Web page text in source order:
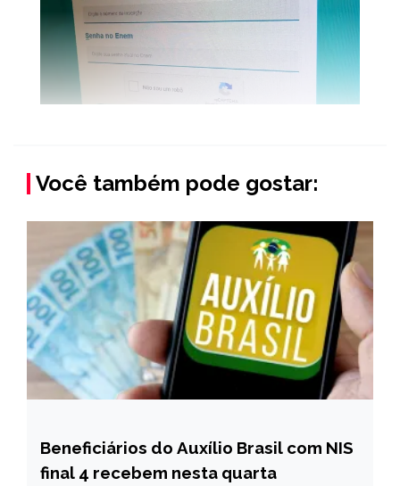
Você também pode gostar:
BRASIL
NOTÍCIAS
Beneficiários do Auxílio Brasil com NIS
final 4 recebem nesta quarta